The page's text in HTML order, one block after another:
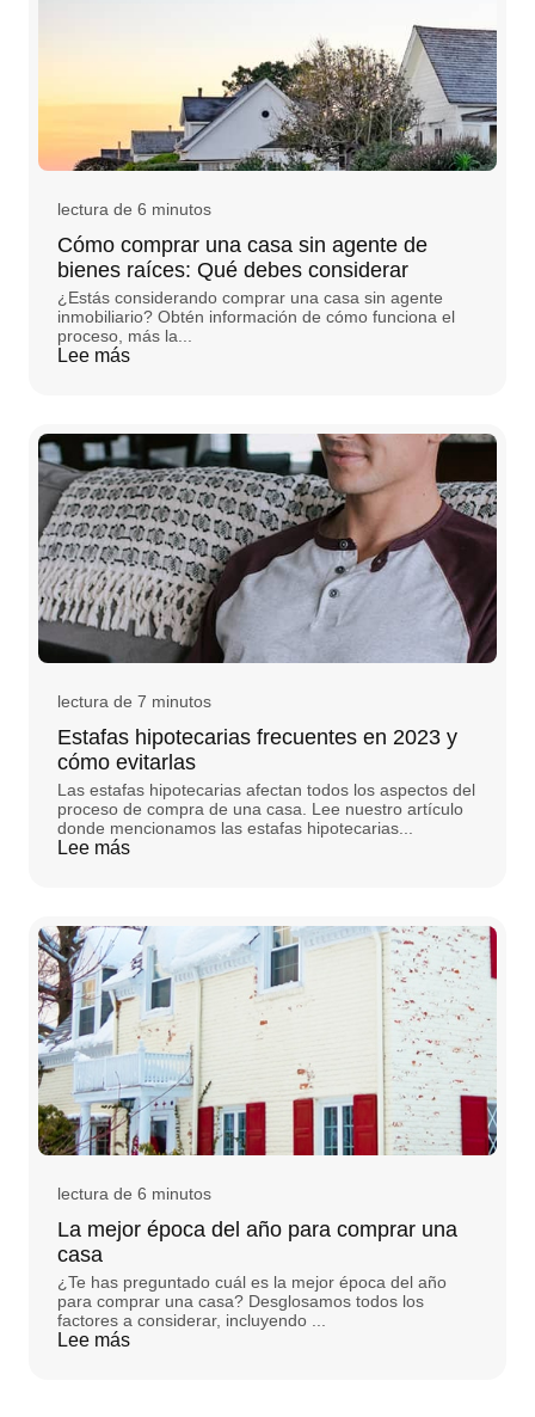
lectura de 6 minutos
Cómo comprar una casa sin agente de
bienes raíces: Qué debes considerar
¿Estás considerando comprar una casa sin agente
inmobiliario? Obtén información de cómo funciona el
proceso, más la...
Lee más
lectura de 7 minutos
Estafas hipotecarias frecuentes en 2023 y
cómo evitarlas
Las estafas hipotecarias afectan todos los aspectos del
proceso de compra de una casa. Lee nuestro artículo
donde mencionamos las estafas hipotecarias...
Lee más
lectura de 6 minutos
La mejor época del año para comprar una
casa
¿Te has preguntado cuál es la mejor época del año
para comprar una casa? Desglosamos todos los
factores a considerar, incluyendo ...
Lee más